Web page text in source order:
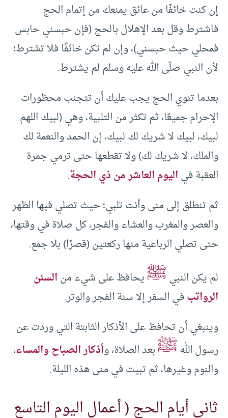
إن كنت خائفًا من عائق يمنعك من إتمام الحج
فاشترط وقل بعد الإهلال بالحج (فإن حبسني حابس
فمحلي حيث حبسني)، وإن لم تكن خائفًا فلا تشترط؛
لأن النبي صلّى الله عليه وسلم لم يشترط.
بعدما تنوي الحج يجب عليك أن تتجنب محظورات
الإحرام جميعًا، ثم تكثر من التلبية، وهي (لبيك اللهم
لبيك، لبيك لا شريك لك لبيك، إن الحمد والنعمة لك
والملك، لا شريك لك) ولا تقطعها حتى ترمي جمرة
العقبة فياليوم العاشر من ذي الحجة.
ثم تنطلق إلى منى وأنت تلبي؛ حيث تصلي فيها الظهر
والعصر والمغرب والعشاء والفجر، كل صلاة في وقتها،
حتى تصلي الرباعية منها ركعتين (قصرًا) بلا جمع.
لم يكن النبيﷺيحافظ على شيء منالسنن
الرواتبفي السفر إلا سنة الفجر والوتر.
وينبغي أن تحافظ على الأذكار الثابتة التي وردت عن
رسول اللهﷺبعد الصلاة، وأذكار الصباح والمساء،
والنوم وغيرها، ثم تبيت في منى هذه الليلة.
ثاني أيام الحج ( أعمال اليوم التاسع